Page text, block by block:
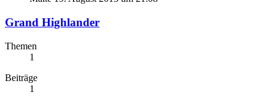
Grand Highlander
Themen
1
Beiträge
1